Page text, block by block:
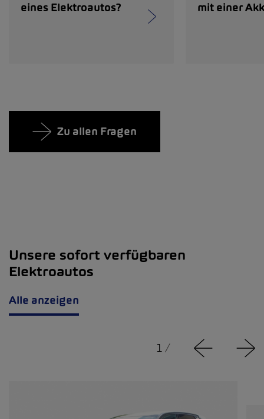
eines Elektroautos?
mit einer
Zu allen Fragen
Unsere sofort verfügbaren
Elektroautos
Alle anzeigen
1 /